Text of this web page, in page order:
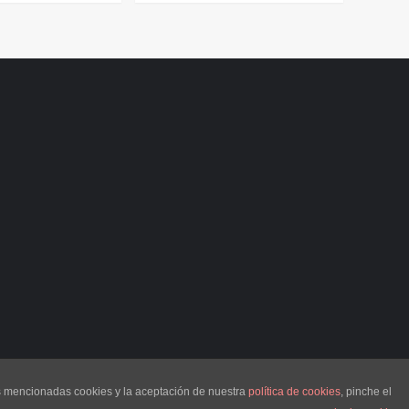
cookies y la aceptación de nuestra política de cookies, pinche el